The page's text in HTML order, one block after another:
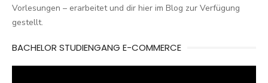
Vorlesungen – erarbeitet und dir hier im Blog zur Verfügung
gestellt.
BACHELOR STUDIENGANG E-COMMERCE